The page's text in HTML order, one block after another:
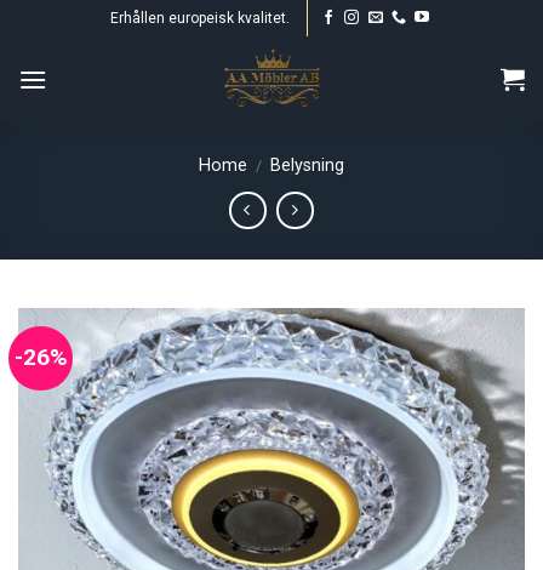
content
Erhållen europeisk kvalitet.
Home / Belysning
-26%